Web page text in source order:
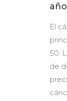
El
50.
de